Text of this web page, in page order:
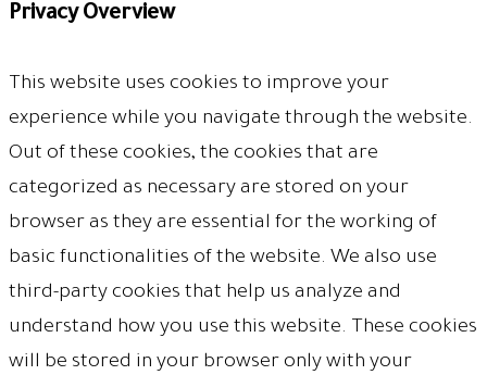
Privacy Overview
This website uses cookies to improve your
experience while you navigate through the website.
Out of these cookies, the cookies that are
categorized as necessary are stored on your
browser as they are essential for the working of
basic functionalities of the website. We also use
third-party cookies that help us analyze and
understand how you use this website. These cookies
will be stored in your browser only with your